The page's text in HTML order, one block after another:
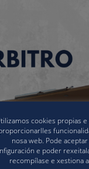
cookies propias
nosa web. Pode
e poder
recompílase e xestiona